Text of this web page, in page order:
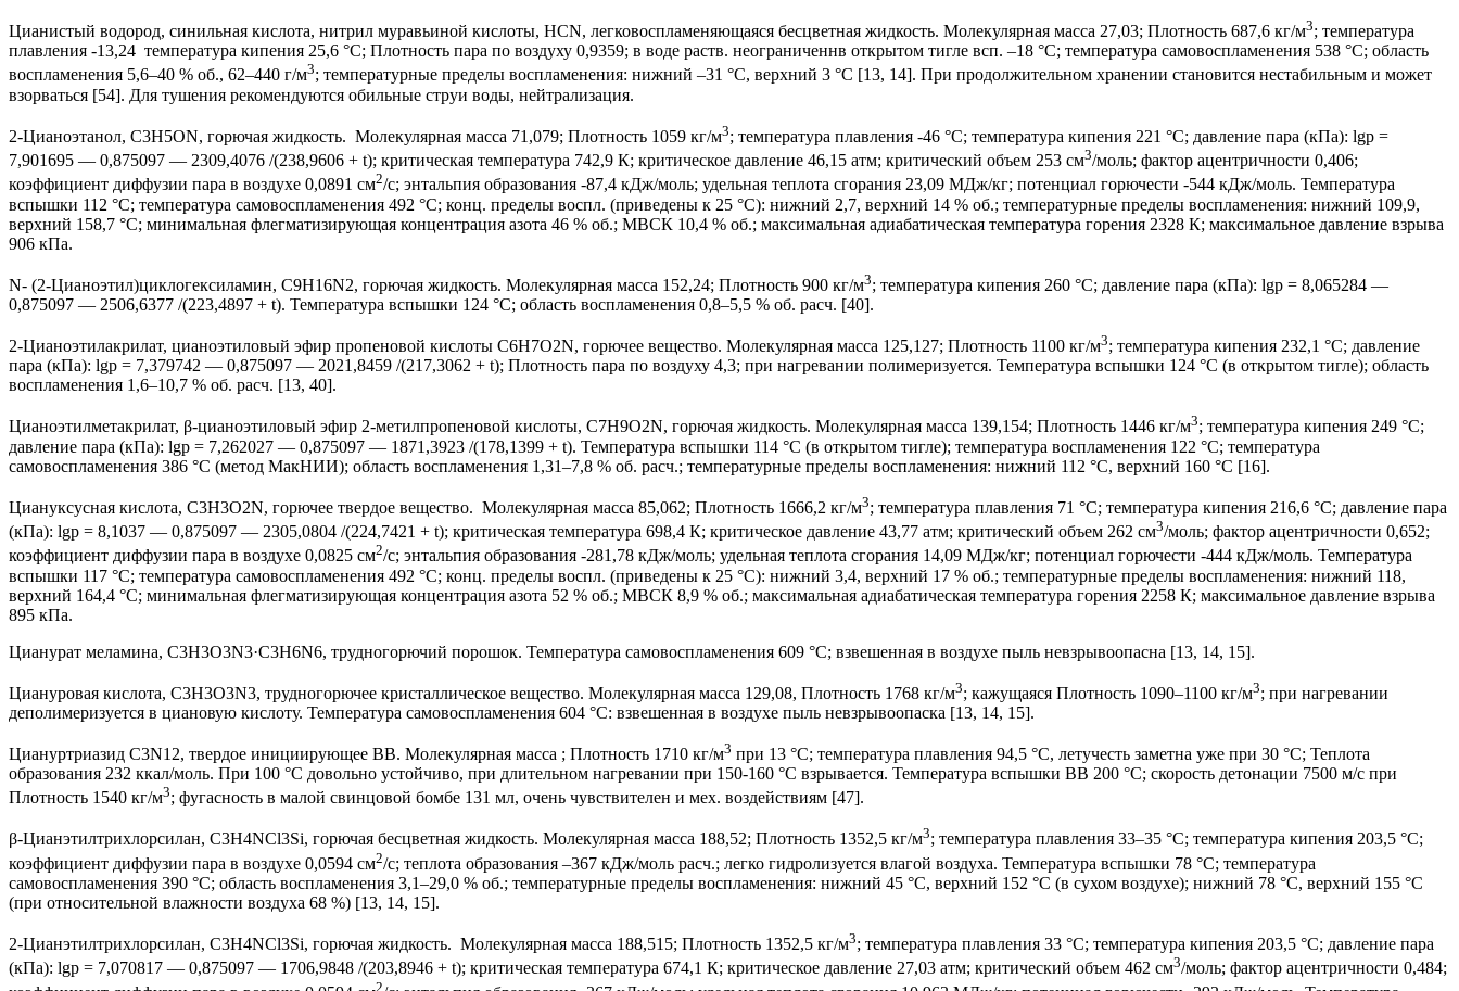
Цианистый водород, синильная кислота, нитрил муравьиной кислоты, HCN, легковоспламеняющаяся бесцветная жидкость. Молекулярная масса 27,03; Плотность 687,6 кг/м3; температура
плавления -13,24 температура кипения 25,6 °С; Плотность пара по воздуху 0,9359; в воде раств. неограниченнв открытом тигле всп. –18 °С; температура самовоспламенения 538 °С; область
воспламенения 5,6–40 % об., 62–440 г/м3; температурные пределы воспламенения: нижний –31 °С, верхний 3 °С [13, 14]. При продолжительном хранении становится нестабильным и может
взорваться [54]. Для тушения рекомендуются обильные струи воды, нейтрализация.
2-Цианоэтанол, C3H5ON, горючая жидкость. Молекулярная масса 71,079; Плотность 1059 кг/м3; температура плавления -46 °С; температура кипения 221 °С; давление пара (кПа): lgp =
7,901695 — 0,875097 — 2309,4076 /(238,9606 + t); критическая температура 742,9 К; критическое давление 46,15 атм; критический объем 253 см3/моль; фактор ацентричности 0,406;
коэффициент диффузии пара в воздухе 0,0891 см2/с; энтальпия образования -87,4 кДж/моль; удельная теплота сгорания 23,09 МДж/кг; потенциал горючести -544 кДж/моль. Температура
вспышки 112 °С; температура самовоспламенения 492 °С; конц. пределы воспл. (приведены к 25 °С): нижний 2,7, верхний 14 % об.; температурные пределы воспламенения: нижний 109,9,
верхний 158,7 °С; минимальная флегматизирующая концентрация азота 46 % об.; МВСК 10,4 % об.; максимальная адиабатическая температура горения 2328 К; максимальное давление взрыва
906 кПа.
N- (2-Цианоэтил)циклогексиламин, C9H16N2, горючая жидкость. Молекулярная масса 152,24; Плотность 900 кг/м3; температура кипения 260 °С; давление пара (кПа): lgp = 8,065284 —
0,875097 — 2506,6377 /(223,4897 + t). Температура вспышки 124 °С; область воспламенения 0,8–5,5 % об. расч. [40].
2-Цианоэтилакрилат, цианоэтиловый эфир пропеновой кислоты C6H7O2N, горючее вещество. Молекулярная масса 125,127; Плотность 1100 кг/м3; температура кипения 232,1 °С; давление
пара (кПа): lgp = 7,379742 — 0,875097 — 2021,8459 /(217,3062 + t); Плотность пара по воздуху 4,3; при нагревании полимеризуется. Температура вспышки 124 °С (в открытом тигле); область
воспламенения 1,6–10,7 % об. расч. [13, 40].
Цианоэтилметакрилат, β-цианоэтиловый эфир 2-метилпропеновой кислоты, C7H9O2N, горючая жидкость. Молекулярная масса 139,154; Плотность 1446 кг/м3; температура кипения 249 °С;
давление пара (кПа): lgp = 7,262027 — 0,875097 — 1871,3923 /(178,1399 + t). Температура вспышки 114 °С (в открытом тигле); температура воспламенения 122 °С; температура
самовоспламенения 386 °С (метод МакНИИ); область воспламенения 1,31–7,8 % об. расч.; температурные пределы воспламенения: нижний 112 °С, верхний 160 °С [16].
Циануксусная кислота, C3H3O2N, горючее твердое вещество. Молекулярная масса 85,062; Плотность 1666,2 кг/м3; температура плавления 71 °С; температура кипения 216,6 °С; давление пара
(кПа): lgp = 8,1037 — 0,875097 — 2305,0804 /(224,7421 + t); критическая температура 698,4 К; критическое давление 43,77 атм; критический объем 262 см3/моль; фактор ацентричности 0,652;
коэффициент диффузии пара в воздухе 0,0825 см2/с; энтальпия образования -281,78 кДж/моль; удельная теплота сгорания 14,09 МДж/кг; потенциал горючести -444 кДж/моль. Температура
вспышки 117 °С; температура самовоспламенения 492 °С; конц. пределы воспл. (приведены к 25 °С): нижний 3,4, верхний 17 % об.; температурные пределы воспламенения: нижний 118,
верхний 164,4 °С; минимальная флегматизирующая концентрация азота 52 % об.; МВСК 8,9 % об.; максимальная адиабатическая температура горения 2258 К; максимальное давление взрыва
895 кПа.
Цианурат меламина, C3H3O3N3·C3H6N6, трудногорючий порошок. Температура самовоспламенения 609 °С; взвешенная в воздухе пыль невзрывоопасна [13, 14, 15].
Циануровая кислота, C3H3O3N3, трудногорючее кристаллическое вещество. Молекулярная масса 129,08, Плотность 1768 кг/м3; кажущаяся Плотность 1090–1100 кг/м3; при нагревании
деполимеризуется в циановую кислоту. Температура самовоспламенения 604 °С: взвешенная в воздухе пыль невзрывоопаска [13, 14, 15].
Циануртриазид C3N12, твердое инициирующее ВВ. Молекулярная масса ; Плотность 1710 кг/м3 при 13 °С; температура плавления 94,5 °С, летучесть заметна уже при 30 °С; Теплота
образования 232 ккал/моль. При 100 °С довольно устойчиво, при длительном нагревании при 150-160 °С взрывается. Температура вспышки ВВ 200 °С; скорость детонации 7500 м/с при
Плотность 1540 кг/м3; фугасность в малой свинцовой бомбе 131 мл, очень чувствителен и мех. воздействиям [47].
β-Цианэтилтрихлорсилан, C3H4NCl3Si, горючая бесцветная жидкость. Молекулярная масса 188,52; Плотность 1352,5 кг/м3; температура плавления 33–35 °С; температура кипения 203,5 °С;
коэффициент диффузии пара в воздухе 0,0594 см2/с; теплота образования –367 кДж/моль расч.; легко гидролизуется влагой воздуха. Температура вспышки 78 °С; температура
самовоспламенения 390 °С; область воспламенения 3,1–29,0 % об.; температурные пределы воспламенения: нижний 45 °С, верхний 152 °С (в сухом воздухе); нижний 78 °С, верхний 155 °С
(при относительной влажности воздуха 68 %) [13, 14, 15].
2-Цианэтилтрихлорсилан, C3H4NCl3Si, горючая жидкость. Молекулярная масса 188,515; Плотность 1352,5 кг/м3; температура плавления 33 °С; температура кипения 203,5 °С; давление пара
(кПа): lgp = 7,070817 — 0,875097 — 1706,9848 /(203,8946 + t); критическая температура 674,1 К; критическое давление 27,03 атм; критический объем 462 см3/моль; фактор ацентричности 0,484;
2